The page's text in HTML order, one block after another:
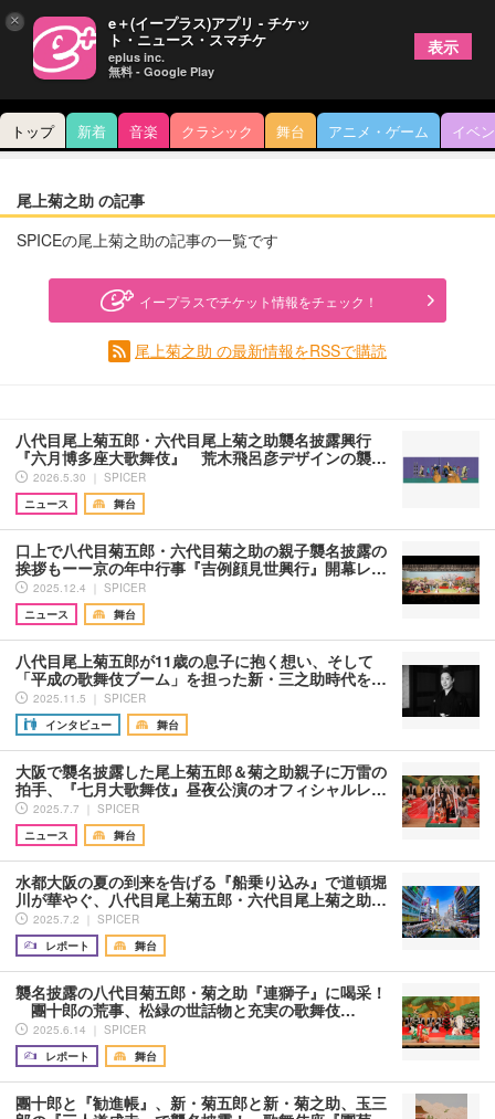
トップ 新着 音楽 クラシック 舞台 アニメ・ゲーム イベ
尾上菊之助 の記事
SPICEの尾上菊之助の記事の一覧です
イープラスでチケット情報をチェック！
尾上菊之助 の最新情報をRSSで購読
八代目尾上菊五郎・六代目尾上菊之助襲名披露興行
『六月博多座大歌舞伎』 荒木飛呂彦デザインの襲…
2026.5.30 ｜ SPICER
ニュース
舞台
口上で八代目菊五郎・六代目菊之助の親子襲名披露の
挨拶もーー京の年中行事『吉例顔見世興行』開幕レ…
2025.12.4 ｜ SPICER
ニュース
舞台
八代目尾上菊五郎が11歳の息子に抱く想い、そして
「平成の歌舞伎ブーム」を担った新・三之助時代を…
2025.11.5 ｜ SPICER
インタビュー
舞台
大阪で襲名披露した尾上菊五郎＆菊之助親子に万雷の
拍手、『七月大歌舞伎』昼夜公演のオフィシャルレ…
2025.7.7 ｜ SPICER
ニュース
舞台
水都大阪の夏の到来を告げる『船乗り込み』で道頓堀
川が華やぐ、八代目尾上菊五郎・六代目尾上菊之助…
2025.7.2 ｜ SPICER
レポート
舞台
襲名披露の八代目菊五郎・菊之助『連獅子』に喝采！
團十郎の荒事、松緑の世話物と充実の歌舞伎…
2025.6.14 ｜ SPICER
レポート
舞台
團十郎と『勧進帳』、新・菊五郎と新・菊之助、玉三
× e＋(イープラス)アプリ - チケッ
ト・ニュース・スマチケ
eplus inc.
無料 - Google Play
表示